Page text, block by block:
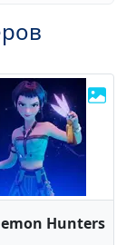
Hunters